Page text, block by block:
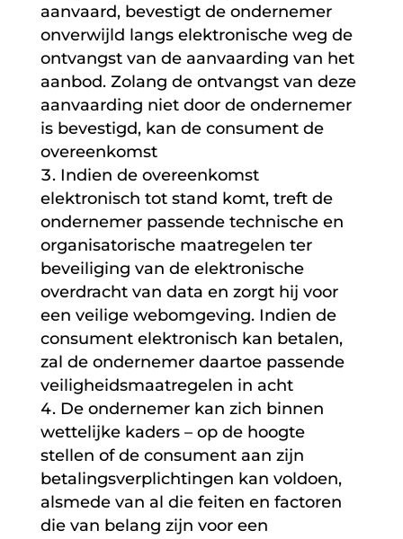
aanvaard, bevestigt de ondernemer
onverwijld langs elektronische weg de
ontvangst van de aanvaarding van het
aanbod. Zolang de ontvangst van deze
aanvaarding niet door de ondernemer
is bevestigd, kan de consument de
overeenkomst
Indien de overeenkomst
elektronisch tot stand komt, treft de
ondernemer passende technische en
organisatorische maatregelen ter
beveiliging van de elektronische
overdracht van data en zorgt hij voor
een veilige webomgeving. Indien de
consument elektronisch kan betalen,
zal de ondernemer daartoe passende
veiligheidsmaatregelen in acht
De ondernemer kan zich binnen
wettelijke kaders – op de hoogte
stellen of de consument aan zijn
betalingsverplichtingen kan voldoen,
alsmede van al die feiten en factoren
die van belang zijn voor een